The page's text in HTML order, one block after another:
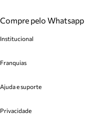
Compre pelo Whatsapp
Institucional
Cashback
Venda Corporativa
Mapa do Site
Franquias
Plano de Negócio
Ajuda e suporte
Cadastro
Privacidade